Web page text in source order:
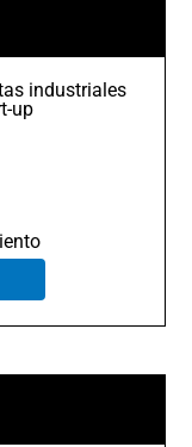
industriales
up